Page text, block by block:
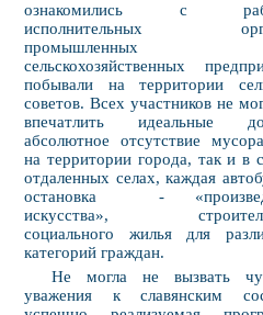
ознакомились с
исполнительных
сельскохозяйственных
побывали на территории
советов. Всех участников не
впечатлить идеальные
абсолютное отсутствие
на территории города, так и в
отдаленных селах, каждая
остановка -
искусства»,
социального жилья для
категорий граждан.
Не могла не вызвать
уважения к славянским